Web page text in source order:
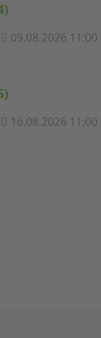
09.08.2026 11:00
16.08.2026 11:00